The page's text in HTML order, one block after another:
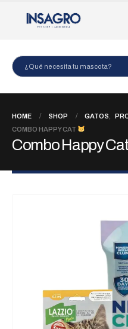
HOME SHOP GATOS
COMBO HAPPY CAT
Combo Happy